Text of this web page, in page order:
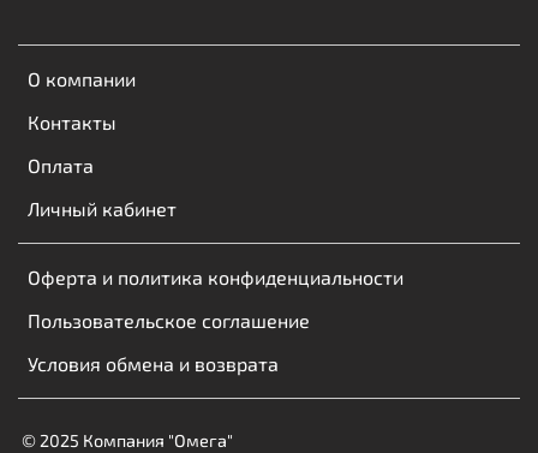
О компании
Контакты
Оплата
Личный кабинет
Оферта и политика конфиденциальности
Пользовательское соглашение
Условия обмена и возврата
© 2025 Компания "Омега"